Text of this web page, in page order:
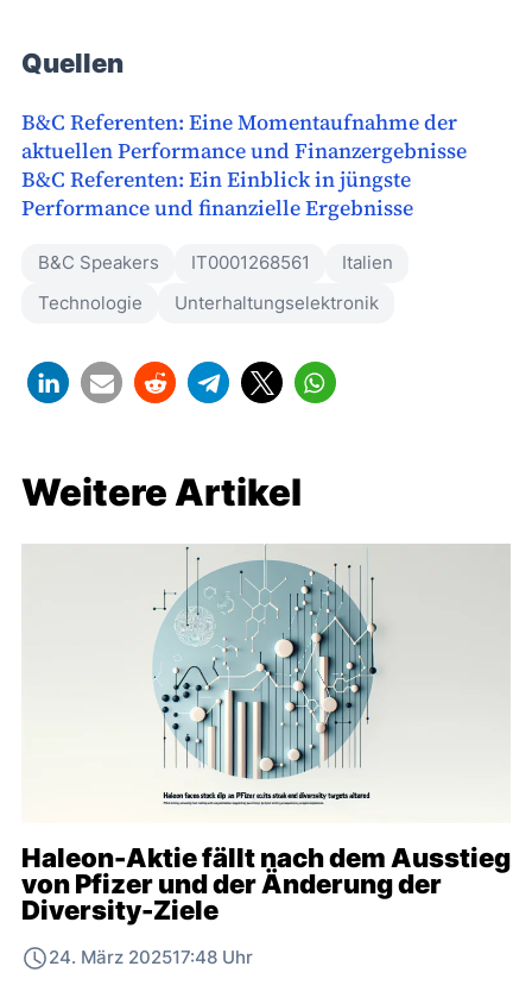
Quellen
B&C Referenten: Eine Momentaufnahme der
aktuellen Performance und Finanzergebnisse
B&C Referenten: Ein Einblick in jüngste
Performance und finanzielle Ergebnisse
B&C Speakers IT0001268561
Italien
Technologie
Unterhaltungselektronik
Weitere Artikel
Haleon-Aktie fällt nach dem Ausstieg
von Pfizer und der Änderung der
Diversity-Ziele
24. März 202517:48 Uhr